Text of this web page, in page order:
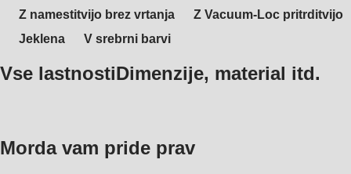
Z namestitvijo brez vrtanja
Z Vacuum-Loc pritrditvijo
Jeklena
V srebrni barvi
Vse lastnostiDimenzije, material itd.
Morda vam pride prav